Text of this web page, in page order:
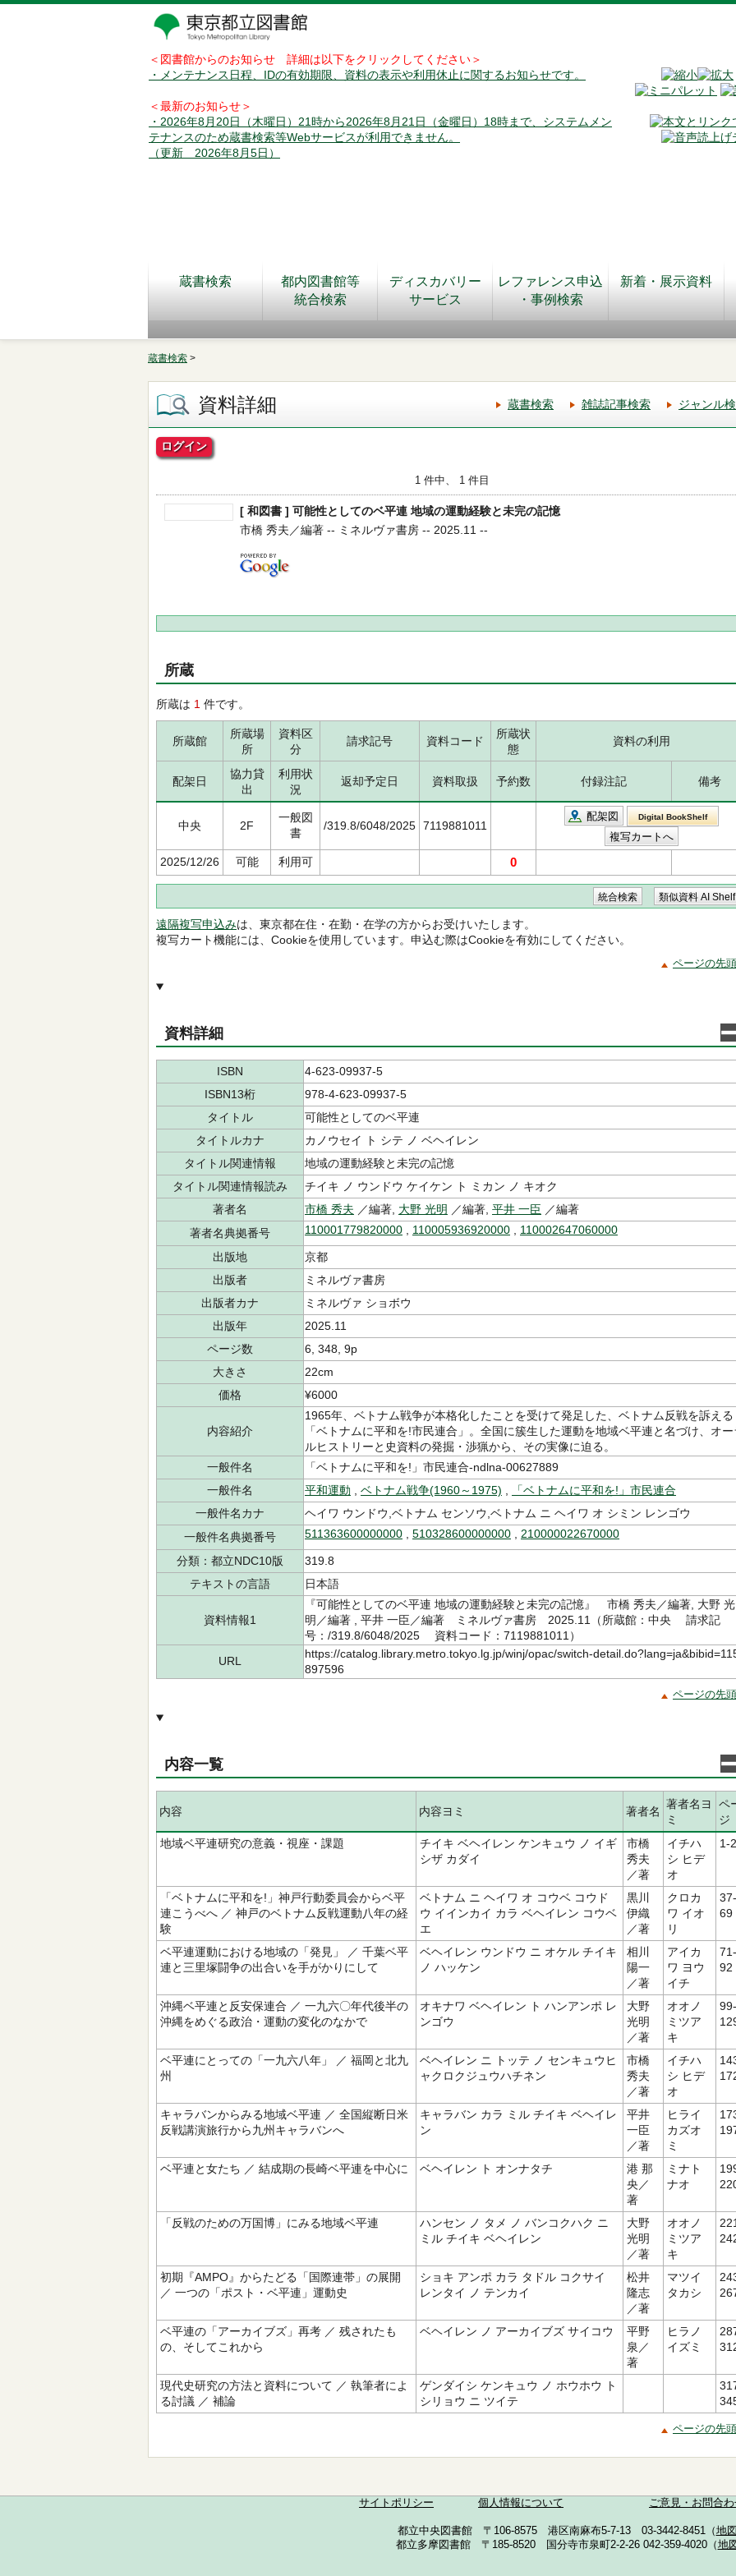
＜図書館からのお知らせ 詳細は以下をクリックしてください＞
・メンテナンス日程、IDの有効期限、資料の表示や利用休止に関するお知らせです。
＜最新のお知らせ＞
・2026年8月20日（木曜日）21時から2026年8月21日（金曜日）18時まで、システムメン
テナンスのため蔵書検索等Webサービスが利用できません。
（更新 2026年8月5日）
蔵書検索
都内図書館等
統合検索
ディスカバリー
サービス
レファレンス申込
・事例検索
新着・展示資料
蔵書検索 >
資料詳細 蔵書検索 雑誌記事検索 ジャンル
ログイン
1 件中、 1 件目
[ 和図書 ] 可能性としてのベ平連 地域の運動経験と未完の記憶
市橋 秀夫／編著 -- ミネルヴァ書房 -- 2025.11 --
所蔵
所蔵は 1 件です。
所蔵館
所蔵場
所
資料区
分
請求記号 資料コード
所蔵状
態
資料の利用
配架日
協力貸
出
利用状
況
返却予定日 資料取扱 予約数 付録注記 備考
中央 2F
一般図
書
/319.8/6048/2025 7119881011
配架図 Digital BookShelf
2025/12/26 可能 利用可 0
遠隔複写申込みは、東京都在住・在勤・在学の方からお受けいたします。
複写カート機能には、Cookieを使用しています。申込む際はCookieを有効にしてください。
ページの先
資料詳細
ISBN
4-623-09937-5
ISBN13桁
978-4-623-09937-5
タイトル
可能性としてのベ平連
タイトルカナ
カノウセイ ト シテ ノ ベヘイレン
タイトル関連情報
地域の運動経験と未完の記憶
タイトル関連情報読み
チイキ ノ ウンドウ ケイケン ト ミカン ノ キオク
著者名
市橋 秀夫 ／編著, 大野 光明 ／編著, 平井 一臣 ／編著
著者名典拠番号
110001779820000 110005936920000 110002647060000
出版地
京都
出版者
ミネルヴァ書房
出版者カナ
ミネルヴァ ショボウ
出版年
2025.11
ページ数
6, 348, 9p
大きさ
22cm
価格
¥6000
内容紹介
1965年、ベトナム戦争が本格化したことを受けて発足した、ベトナム反戦を訴える
「ベトナムに平和を!市民連合」。全国に簇生した運動を地域ベ平連と名づけ、オー
ルヒストリーと史資料の発掘・渉猟から、その実像に迫る。
一般件名
「ベトナムに平和を!」市民連合-ndlna-00627889
一般件名
平和運動 ベトナム戦争(1960～1975)
「ベトナムに平和を!」市民連合
一般件名カナ
ヘイワ ウンドウ,ベトナム センソウ,ベトナム ニ ヘイワ オ シミン レンゴウ
一般件名典拠番号
511363600000000 510328600000000 210000022670000
分類：都立NDC10版
319.8
テキストの言語
日本語
資料情報1
『可能性としてのベ平連 地域の運動経験と未完の記憶』 市橋 秀夫／編著, 大野 光
明／編著 , 平井 一臣／編著 ミネルヴァ書房 2025.11（所蔵館：中央 請求記
号：/319.8/6048/2025 資料コード：7119881011）
URL
https://catalog.library.metro.tokyo.lg.jp/winj/opac/switch-
897596
ページの先
内容一覧
内容 内容ヨミ 著者名
著者名ヨ
ミ
ペ
ジ
地域ベ平連研究の意義・視座・課題
チイキ ベヘイレン ケンキュウ ノ イギ
シザ カダイ
市橋
秀夫
／著
イチハ
シ ヒデ
オ
1-
「ベトナムに平和を!」神戸行動委員会からベ平
連こうべへ ／ 神戸のベトナム反戦運動八年の経
験
ベトナム ニ ヘイワ オ コウベ コウド
ウ イインカイ カラ ベヘイレン コウベ
エ
黒川
伊織
／著
クロカ
ワ イオ
リ
37-
69
ベ平連運動における地域の「発見」 ／ 千葉ベ平
連と三里塚闘争の出合いを手がかりにして
ベヘイレン ウンドウ ニ オケル チイキ
ノ ハッケン
相川
陽一
／著
アイカ
ワ ヨウ
イチ
71-
92
沖縄ベ平連と反安保連合 ／ 一九六〇年代後半の
沖縄をめぐる政治・運動の変化のなかで
オキナワ ベヘイレン ト ハンアンポ レ
ンゴウ
大野
光明
／著
オオノ
ミツア
キ
99-
ベ平連にとっての「一九六八年」 ／ 福岡と北九
州
ベヘイレン ニ トッテ ノ センキュウヒ
ャクロクジュウハチネン
市橋
秀夫
／著
イチハ
シ ヒデ
オ
キャラバンからみる地域ベ平連 ／ 全国縦断日米
反戦講演旅行から九州キャラバンへ
キャラバン カラ ミル チイキ ベヘイレ
ン
平井
一臣
／著
ヒライ
カズオ
ミ
ベ平連と女たち ／ 結成期の長崎ベ平連を中心に ベヘイレン ト オンナタチ
港 那
央／
著
ミナト
ナオ
「反戦のための万国博」にみる地域ベ平連
ハンセン ノ タメ ノ バンコクハク ニ
ミル チイキ ベヘイレン
大野
光明
／著
オオノ
ミツア
キ
初期『AMPO』からたどる「国際連帯」の展開
／ 一つの「ポスト・ベ平連」運動史
ショキ アンポ カラ タドル コクサイ
レンタイ ノ テンカイ
松井
隆志
／著
マツイ
タカシ
ベ平連の「アーカイブズ」再考 ／ 残されたも
の、そしてこれから
ベヘイレン ノ アーカイブズ サイコウ
平野
泉／
著
ヒラノ
イズミ
現代史研究の方法と資料について ／ 執筆者によ
る討議 ／ 補論
ゲンダイシ ケンキュウ ノ ホウホウ ト
シリョウ ニ ツイテ
ページの先
サイトポリシー 個人情報について ご意見・お問合
都立中央図書館 〒106-8575 港区南麻布5-7-13 03-3442-8451（地
都立多摩図書館 〒185-8520 国分寺市泉町2-2-26 042-359-4020（地